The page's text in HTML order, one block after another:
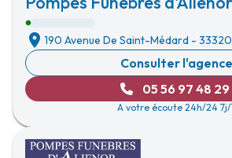
190 Avenue De Saint-Médard -
Consulter l'agence
05 56 97 48 29
A votre écoute 24h/24 7j/